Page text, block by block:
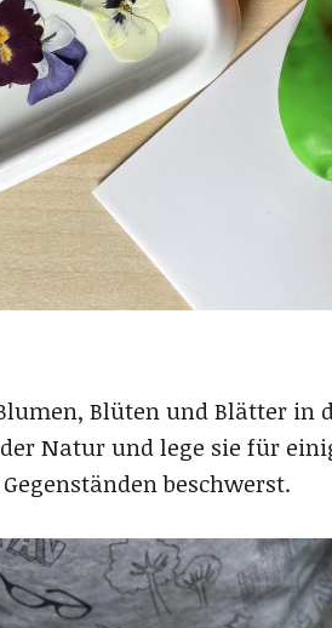
Blüten und Blätter in
Natur und lege sie für
beschwerst.